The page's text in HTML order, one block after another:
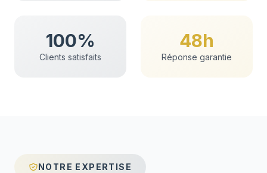
100%
Clients satisfaits
48h
Réponse garantie
NOTRE EXPERTISE